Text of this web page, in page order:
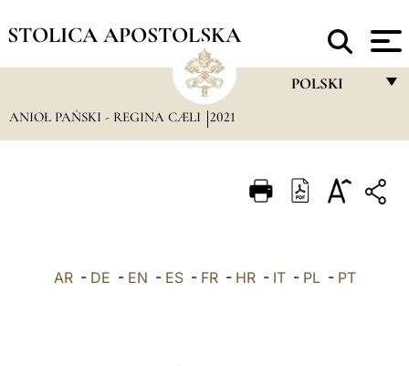
STOLICA APOSTOLSKA
POLSKI
ITALIANO
ANIOŁ PAŃSKI - REGINA CÆLI 2021
AR- DE - EN - ES- FR- HR- IT- PL- PT